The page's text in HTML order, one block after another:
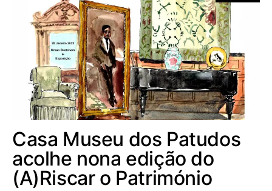
Casa Museu dos Patudos
acolhe nona edição do
(A)Riscar o Património